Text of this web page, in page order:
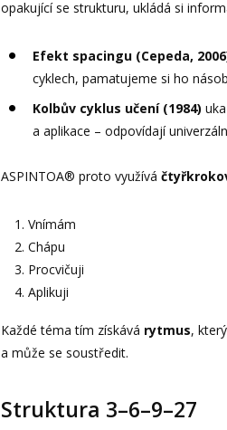
opakující se strukturu, ukládá si
Efekt spacingu (Cepeda,
cyklech, pamatujeme si ho
Kolbův cyklus učení (1984)
a aplikace – odpovídají
ASPINTOA® proto využívá
Vnímám
Chápu
Procvičuji
Aplikuji
Každé téma tím získává rytmus,
a může se soustředit.
Struktura 3–6–9–27